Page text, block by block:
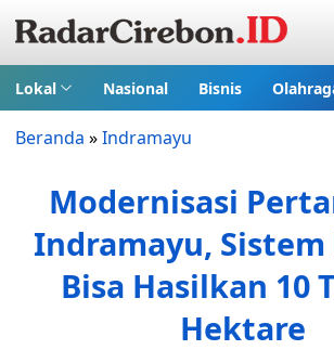
Lokal Nasional Bisnis
Beranda »Indramayu
Modernisasi
Indramayu, Sistem
Bisa Hasilkan 10
Hektare